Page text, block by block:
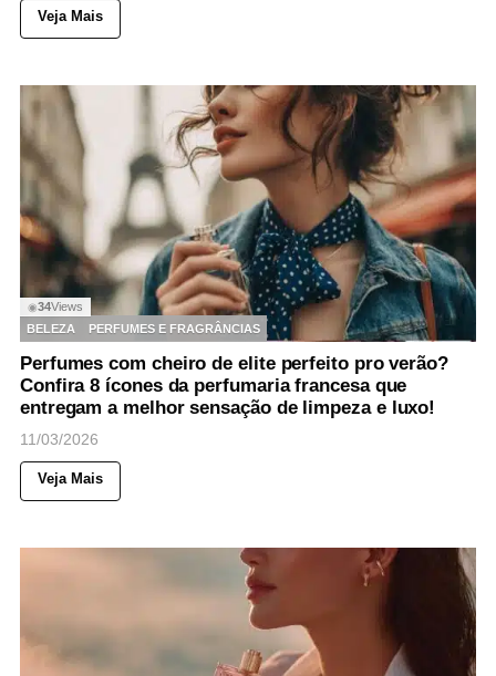
Veja Mais
◉34Views
BELEZA
PERFUMES E FRAGRÂNCIAS
Perfumes com cheiro de elite perfeito pro verão?
Confira 8 ícones da perfumaria francesa que
entregam a melhor sensação de limpeza e luxo!
11/03/2026
Veja Mais